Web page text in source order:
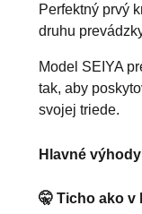
Perfektný prvý
druhu
Model SEIYA
tak, aby
svojej triede.
Hlavné
🤫 Ticho ako v